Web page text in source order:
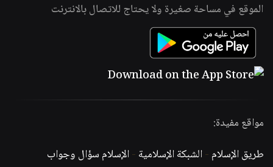
الموقع في مساحة صغيرة ولا يحتاج للاتصال بالانترنت
مواقع مفيدة:
طريق الإسلام -الشبكة الإسلامية -الإسلام سؤال وجواب